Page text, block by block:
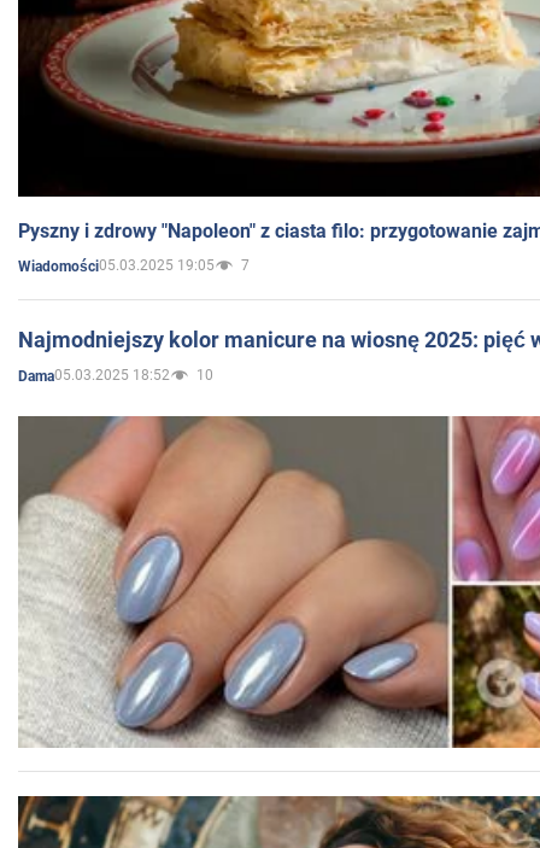
Pyszny i zdrowy "Napoleon" z ciasta filo: przygotowanie
Wiadomości05.03.2025 19:05 7
Najmodniejszy kolor manicure na wiosnę 2025: pięć
Dama05.03.2025 18:52 10